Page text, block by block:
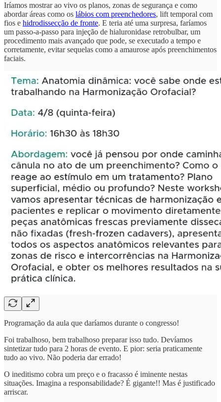
Iríamos mostrar ao vivo os planos, zonas de segurança e como
abordar áreas como os lábios com preenchedores, lift temporal com
fios e hidrodissecção de fronte. E teria até uma surpresa, faríamos
um passo-a-passo para injeção de hialuronidase retrobulbar, um
procedimento mais avançado que pode, se executado a tempo e
corretamente, evitar sequelas como a amaurose após preenchimentos
faciais.
Programação da aula que daríamos durante o congresso!
Foi trabalhoso, bem trabalhoso preparar isso tudo. Devíamos
sintetizar tudo para 2 horas de evento. E pior: seria praticamente
tudo ao vivo. Não poderia dar errado!
O ineditismo cobra um preço e o fracasso é iminente nestas
situações. Imagina a responsabilidade? É gigante!! Mas é justificado
arriscar.